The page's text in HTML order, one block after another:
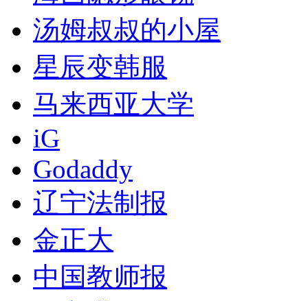
汤姆叔叔的小屋
星辰变韩服
马来西亚大学
iG
Godaddy
辽宁法制报
金正大
中国教师报